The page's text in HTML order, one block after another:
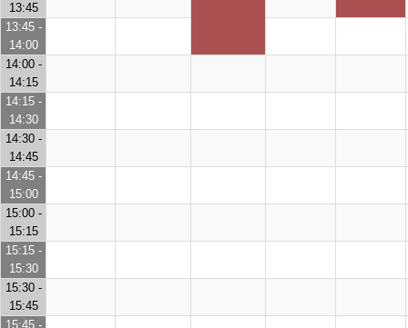
13:45
13:45 -
14:00
14:00 -
14:15
14:15 -
14:30
14:30 -
14:45
14:45 -
15:00
15:00 -
15:15
15:15 -
15:30
15:30 -
15:45
15:45 -